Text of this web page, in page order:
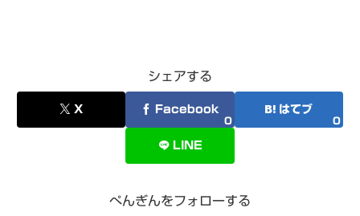
シェアする
X Facebook
0
はてブ
0
LINE
ぺんぎんをフォローする